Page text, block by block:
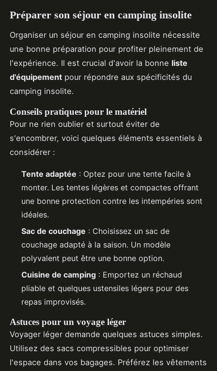
Préparer son séjour en camping insolite
Organiser un séjour en camping insolite nécessite
une bonne préparation pour profiter pleinement de
l'expérience. Il est crucial d'avoir la bonne liste
d'équipement pour répondre aux spécificités du
camping insolite.
Conseils pratiques pour le matériel
Pour ne rien oublier et surtout éviter de
s'encombrer, voici quelques éléments essentiels à
considérer :
Tente adaptée : Optez pour une tente facile à
monter. Les tentes légères et compactes offrant
une bonne protection contre les intempéries sont
idéales.
Sac de couchage : Choisissez un sac de
couchage adapté à la saison. Un modèle
polyvalent peut être une bonne option.
Cuisine de camping : Emportez un réchaud
pliable et quelques ustensiles légers pour des
repas improvisés.
Astuces pour un voyage léger
Voyager léger demande quelques astuces simples.
Utilisez des sacs compressibles pour optimiser
l'espace dans vos bagages. Préférez les vêtements